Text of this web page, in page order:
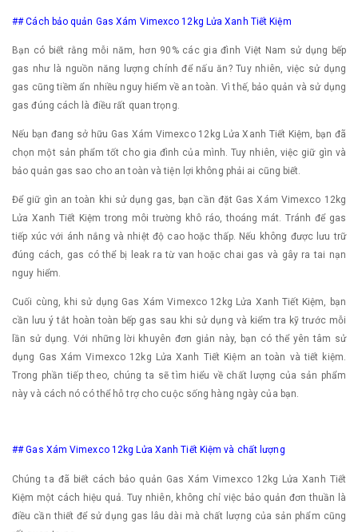
## Cách bảo quản Gas Xám Vimexco 12kg Lửa Xanh Tiết Kiệm
Bạn có biết rằng mỗi năm, hơn 90% các gia đình Việt Nam sử dụng bếp
gas như là nguồn năng lượng chính để nấu ăn? Tuy nhiên, việc sử dụng
gas cũng tiềm ẩn nhiều nguy hiểm về an toàn. Vì thế, bảo quản và sử dụng
gas đúng cách là điều rất quan trọng.
Nếu bạn đang sở hữu Gas Xám Vimexco 12kg Lửa Xanh Tiết Kiệm, bạn đã
chọn một sản phẩm tốt cho gia đình của mình. Tuy nhiên, việc giữ gìn và
bảo quản gas sao cho an toàn và tiện lợi không phải ai cũng biết.
Để giữ gìn an toàn khi sử dụng gas, bạn cần đặt Gas Xám Vimexco 12kg
Lửa Xanh Tiết Kiệm trong môi trường khô ráo, thoáng mát. Tránh để gas
tiếp xúc với ánh nắng và nhiệt độ cao hoặc thấp. Nếu không được lưu trữ
đúng cách, gas có thể bị leak ra từ van hoặc chai gas và gây ra tai nạn
nguy hiểm.
Cuối cùng, khi sử dụng Gas Xám Vimexco 12kg Lửa Xanh Tiết Kiệm, bạn
cần lưu ý tắt hoàn toàn bếp gas sau khi sử dụng và kiểm tra kỹ trước mỗi
lần sử dụng. Với những lời khuyên đơn giản này, bạn có thể yên tâm sử
dụng Gas Xám Vimexco 12kg Lửa Xanh Tiết Kiệm an toàn và tiết kiệm.
Trong phần tiếp theo, chúng ta sẽ tìm hiểu về chất lượng của sản phẩm
này và cách nó có thể hỗ trợ cho cuộc sống hàng ngày của bạn.
## Gas Xám Vimexco 12kg Lửa Xanh Tiết Kiệm và chất lượng
Chúng ta đã biết cách bảo quản Gas Xám Vimexco 12kg Lửa Xanh Tiết
Kiệm một cách hiệu quả. Tuy nhiên, không chỉ việc bảo quản đơn thuần là
điều cần thiết để sử dụng gas lâu dài mà chất lượng của sản phẩm cũng